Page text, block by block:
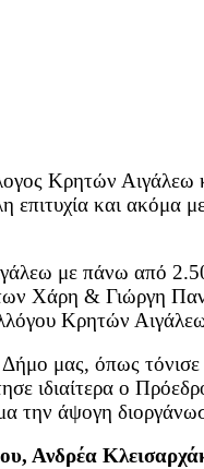
Κρητών Αιγάλεω
επιτυχία και ακόμα
με πάνω από
Χάρη & Γιώργη
Κρητών
μας, όπως
ιδιαίτερα ο
την άψογη
Ανδρέα